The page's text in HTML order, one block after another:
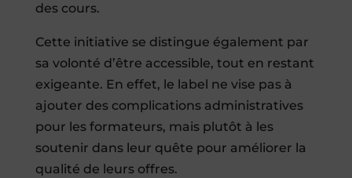
des cours.
Cette initiative se distingue également par
sa volonté d’être accessible, tout en restant
exigeante. En effet, le label ne vise pas à
ajouter des complications administratives
pour les formateurs, mais plutôt à les
soutenir dans leur quête pour améliorer la
qualité de leurs offres.